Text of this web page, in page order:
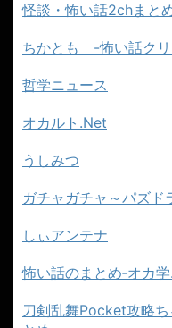
にゅーぷる
軍茶利
スクフェスちゃんねる
怪談・怖い話2chまとめ
ちかとも -怖い話クリ
哲学ニュース
オカルト.Net
うしみつ
ガチャガチャ～パズド